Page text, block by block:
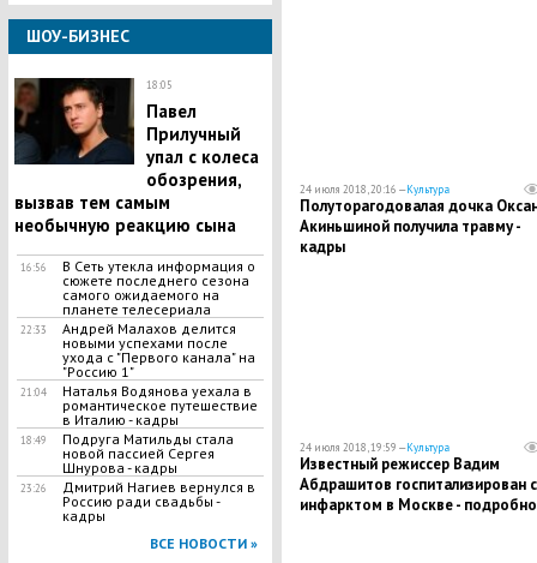
ШОУ-БИЗНЕС
18:05
​Павел
Прилучный
упал с колеса
обозрения,
вызвав тем самым
необычную реакцию сына
16:56
В Сеть утекла информация о
сюжете последнего сезона
самого ожидаемого на
планете телесериала
22:33
​Андрей Малахов делится
новыми успехами после
ухода с "Первого канала" на
"Россию 1"
21:04
Наталья Водянова уехала в
романтическое путешествие
в Италию - кадры
18:49
Подруга Матильды стала
новой пассией Сергея
Шнурова - кадры
23:26
Дмитрий Нагиев вернулся в
Россию ради свадьбы -
кадры
ВСЕ НОВОСТИ »
24 июля 2018, 20:16 —Культура
​Полуторагодовалая дочка
Акиньшиной получила травму -
кадры
24 июля 2018, 19:59 —Культура
​Известный режиссер Вадим
Абдрашитов госпитализирован с
инфарктом в Москве -